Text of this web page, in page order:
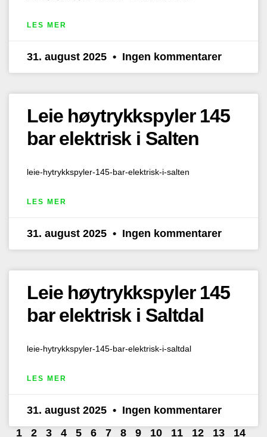
LES MER
31. august 2025 Ingen kommentarer
Leie høytrykkspyler 145
bar elektrisk i Salten
leie-hytrykkspyler-145-bar-elektrisk-i-salten
LES MER
31. august 2025 Ingen kommentarer
Leie høytrykkspyler 145
bar elektrisk i Saltdal
leie-hytrykkspyler-145-bar-elektrisk-i-saltdal
LES MER
31. august 2025
Ingen kommentarer
1
2 3 4 5 6 7 8 9 10 11 12 13 14